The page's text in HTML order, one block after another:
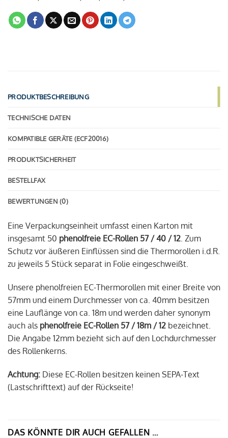
PRODUKTBESCHREIBUNG
TECHNISCHE DATEN
KOMPATIBLE GERÄTE (ECF20016)
PRODUKTSICHERHEIT
BESTELLFAX
BEWERTUNGEN (0)
Eine Verpackungseinheit umfasst einen Karton mit
insgesamt 50 phenolfreie EC-Rollen 57 / 40 / 12. Zum
Schutz vor äußeren Einflüssen sind die Thermorollen i.d.R.
zu jeweils 5 Stück separat in Folie eingeschweißt.
Unsere phenolfreien EC-Thermorollen mit einer Breite von
57mm und einem Durchmesser von ca. 40mm besitzen
eine Lauflänge von ca. 18m und werden daher synonym
auch als phenolfreie EC-Rollen 57 / 18m / 12 bezeichnet.
Die Angabe 12mm bezieht sich auf den Lochdurchmesser
des Rollenkerns.
Achtung: Diese EC-Rollen besitzen keinen SEPA-Text
(Lastschrifttext) auf der Rückseite!
DAS KÖNNTE DIR AUCH GEFALLEN …